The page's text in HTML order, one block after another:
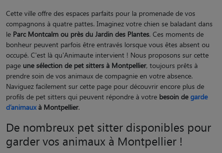
Cette ville offre des espaces parfaits pour la promenade de vos
compagnons à quatre pattes. Imaginez votre chien se baladant dans
le Parc Montcalm ou près du Jardin des Plantes. Ces moments de
bonheur peuvent parfois être entravés lorsque vous êtes absent ou
occupé. C'est là qu'Animaute intervient ! Nous proposons sur cette
page une sélection de pet sitters à Montpellier, toujours prêts à
prendre soin de vos animaux de compagnie en votre absence.
Naviguez facilement sur cette page pour découvrir encore plus de
profils de pet sitters qui peuvent répondre à votre besoin degarde
d’animauxà Montpellier.
De nombreux pet sitter disponibles pour
garder vos animaux à Montpellier !